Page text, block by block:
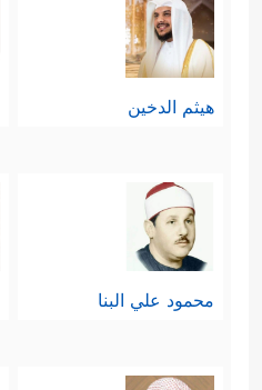
هيثم الدخين
محمود علي البنا